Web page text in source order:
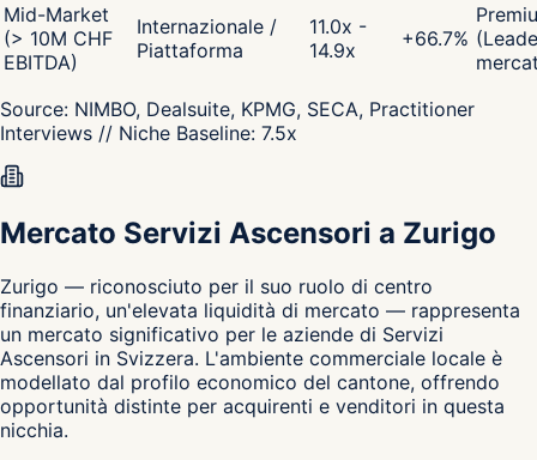
Mid-Market
(> 10M CHF
EBITDA)
Internazionale /
Piattaforma
11.0x -
14.9x
+66.7%
Source: NIMBO, Dealsuite, KPMG, SECA, Practitioner
Interviews // Niche Baseline: 7.5x
Mercato Servizi Ascensori a Zurigo
Zurigo — riconosciuto per il suo ruolo di centro
finanziario, un'elevata liquidità di mercato — rappresenta
un mercato significativo per le aziende di Servizi
Ascensori in Svizzera. L'ambiente commerciale locale è
modellato dal profilo economico del cantone, offrendo
opportunità distinte per acquirenti e venditori in questa
nicchia.